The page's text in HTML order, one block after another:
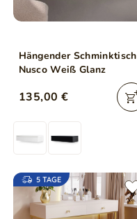
Hängender Schminktisch
Nusco Weiß Glanz
135,00 €
5 TAGE